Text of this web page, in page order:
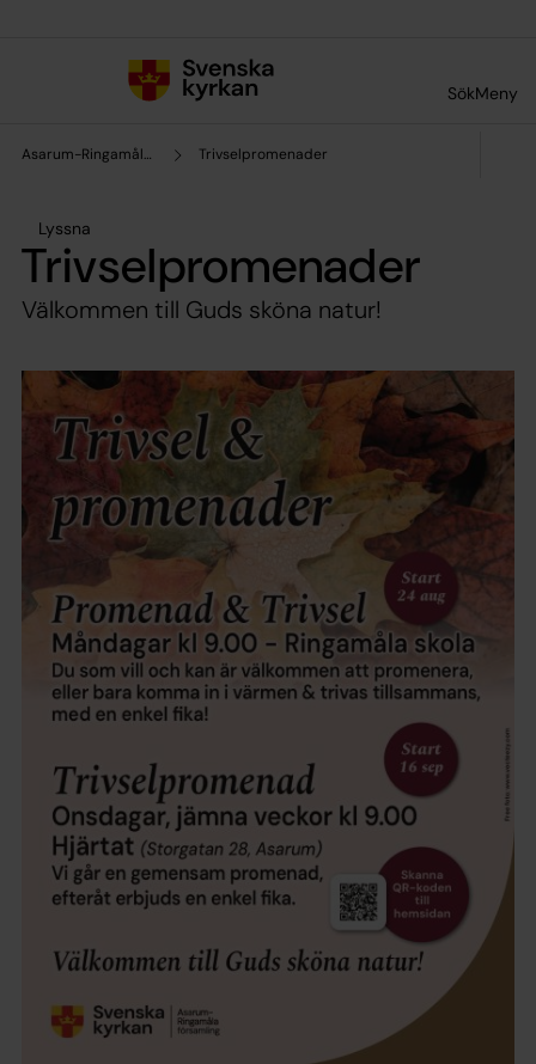
SökMeny
Asarum-Ringamåla Församling Trivselpromenader
Lyssna
Trivselpromenader
Välkommen till Guds sköna natur!